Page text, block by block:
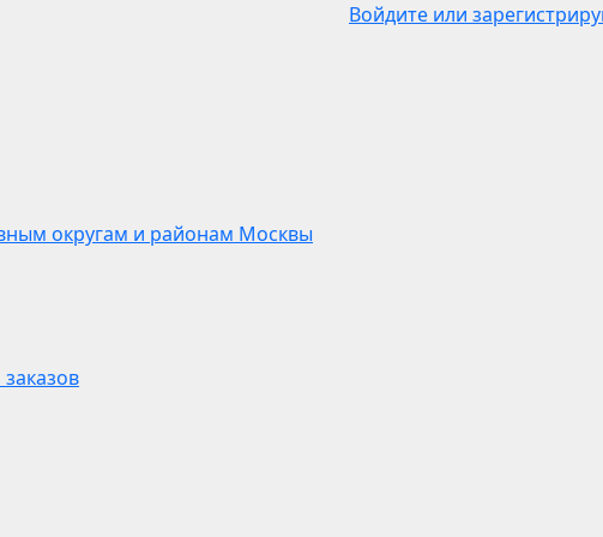
Войдите или
округам и районам Москвы